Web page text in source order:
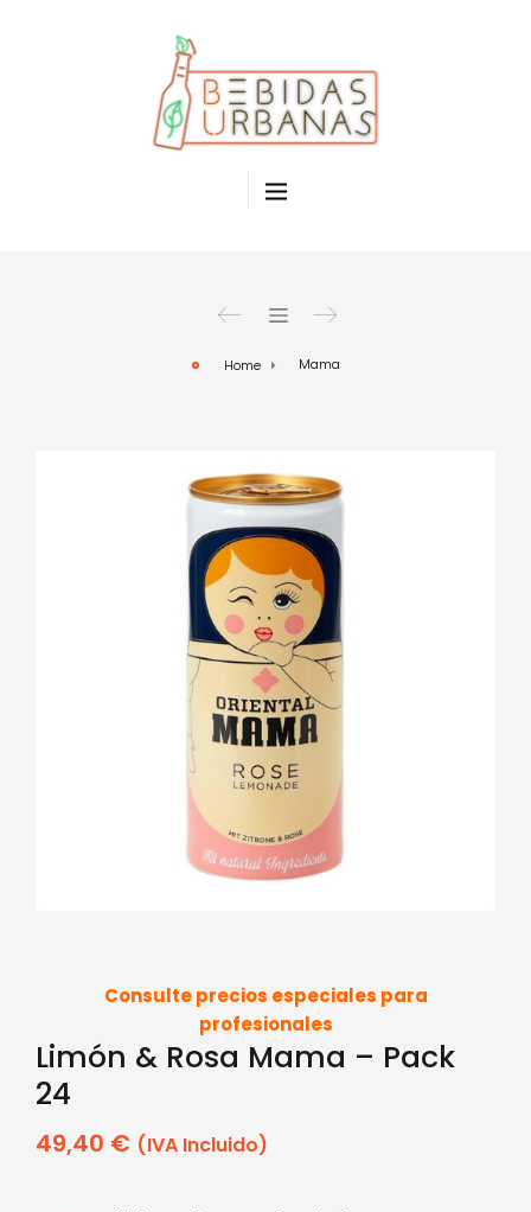
Home Mama
Consulte precios especiales para
profesionales
Limón & Rosa Mama – Pack
24
49,40 € (IVA Incluido)